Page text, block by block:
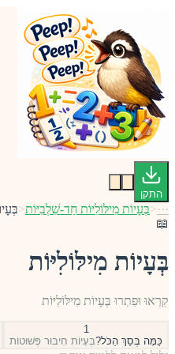
התקן
···
<בְּעָיוֹת מִילּוֹלִיּוֹת חַד-שִׁלְבִיּוֹת<
📖
בְּעָיוֹת מִילּוֹלִיּוֹת
קִרְאוּ וּפִתְרוּ בְּעָיוֹת מִילּוֹלִיּוֹת
1
כַּמָּה בְּסַךְ הַכֹּל?בְּעָיוֹת חִיבּוּר פְּשׁוּטוֹת